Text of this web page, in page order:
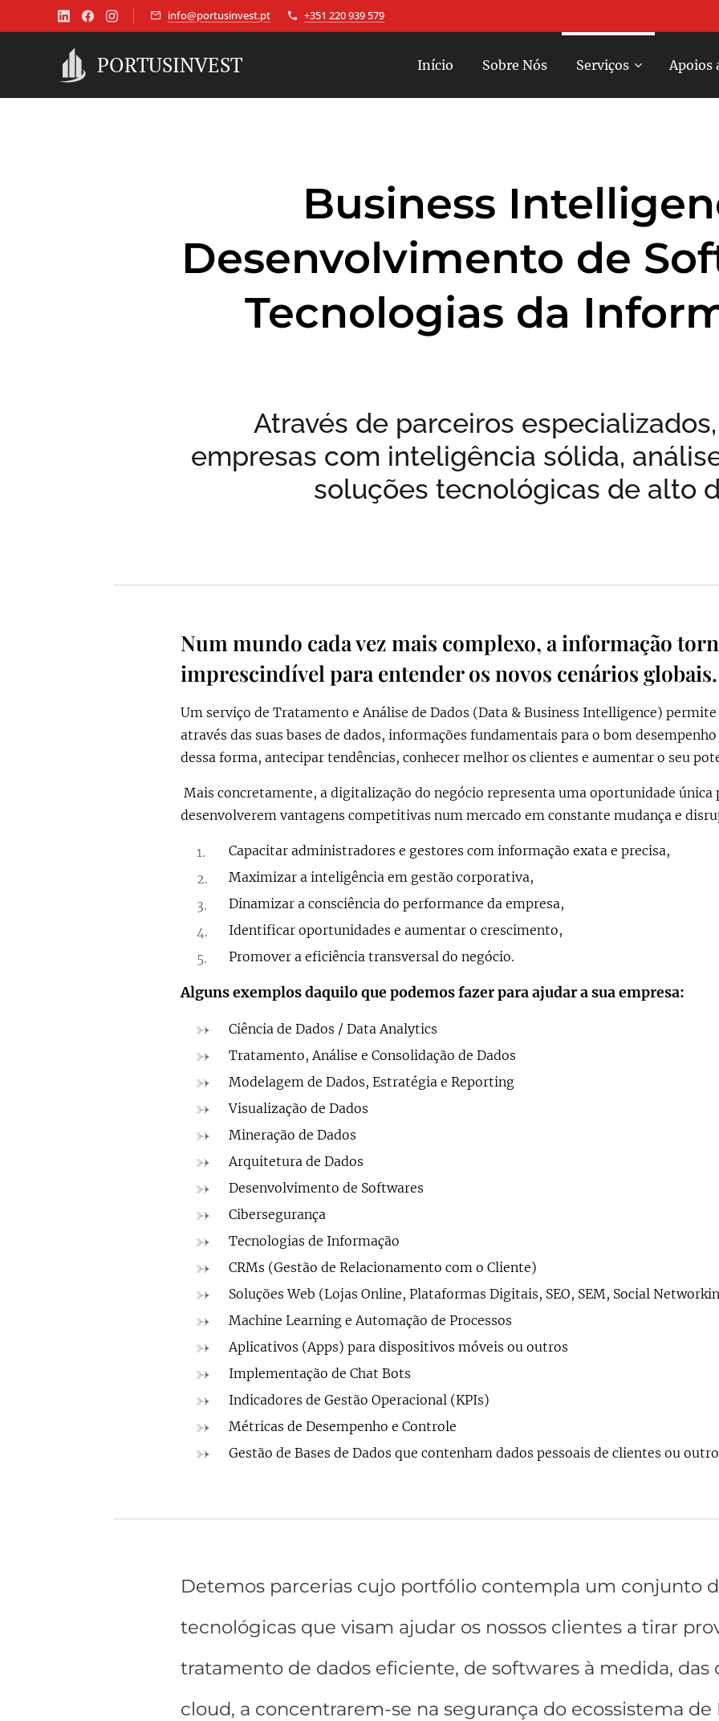
info@portusinvest.pt +351 220 939 579
PORTUSINVEST Início Sobre Nós Serviços Apoios
Business
Desenvolvimento de
Tecnologias da
Através de parceiros
empresas com inteligência sólida,
soluções tecnológicas de alto
Num mundo cada vez mais complexo, a informação
imprescindível para entender os novos cenários globais.
Um serviço de Tratamento e Análise de Dados (Data & Business Intelligence)
através das suas bases de dados, informações fundamentais para o bom
dessa forma, antecipar tendências, conhecer melhor os clientes e aumentar o seu
Mais concretamente, a digitalização do negócio representa uma oportunidade única
desenvolverem vantagens competitivas num mercado em constante mudança e
Capacitar administradores e gestores com informação exata e precisa,
Maximizar a inteligência em gestão corporativa,
Dinamizar a consciência do performance da empresa,
Identificar oportunidades e aumentar o crescimento,
Promover a eficiência transversal do negócio.
Alguns exemplos daquilo que podemos fazer para ajudar a sua empresa:
Ciência de Dados / Data Analytics
Tratamento, Análise e Consolidação de Dados
Modelagem de Dados, Estratégia e Reporting
Visualização de Dados
Mineração de Dados
Arquitetura de Dados
Desenvolvimento de Softwares
Cibersegurança
Tecnologias de Informação
CRMs (Gestão de Relacionamento com o Cliente)
Soluções Web (Lojas Online, Plataformas Digitais, SEO, SEM, Social
Machine Learning eAutomação de Processos
Aplicativos (Apps) para dispositivos móveis ou outros
Implementação de Chat Bots
Indicadores de Gestão Operacional (KPIs)
Métricas de Desempenho e Controle
Gestão de Bases de Dados que contenham dados pessoais de clientes ou
Detemos parcerias cujo portfólio contempla um conjunto
tecnológicas que visam ajudar os nossos clientes a tirar
tratamento de dados eficiente, de softwares à medida, das
cloud, a concentrarem-se na segurança do ecossistema